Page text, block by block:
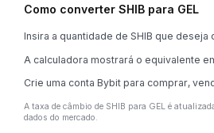
Como converter SHIB para GEL
Insira a quantidade de SHIB que deseja
A calculadora mostrará o equivalente
Crie uma conta Bybit para comprar,
A taxa de câmbio de SHIB para GEL é
dados do mercado.